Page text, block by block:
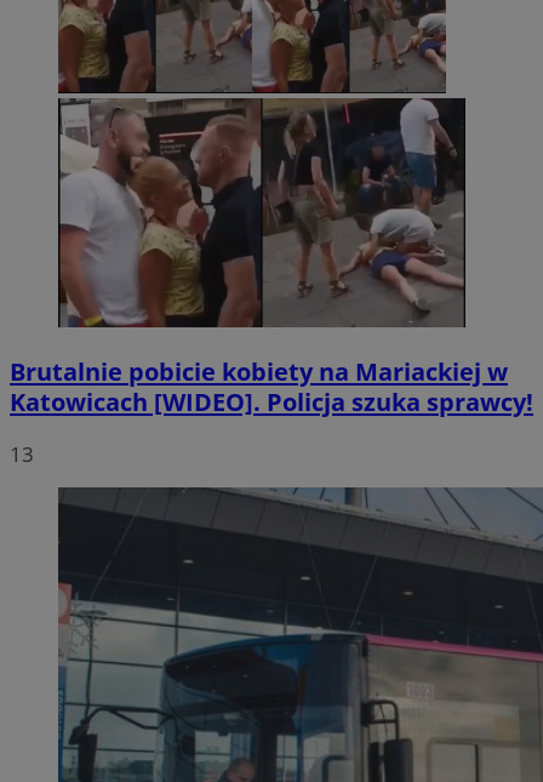
Brutalnie pobicie kobiety na Mariackiej w
Katowicach [WIDEO]. Policja szuka sprawcy!
13